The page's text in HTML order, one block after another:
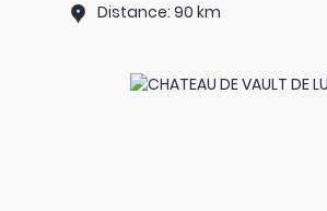
Distance: 90 km